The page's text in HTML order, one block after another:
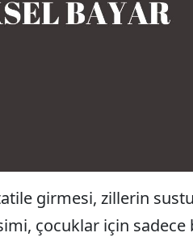
girmesi, zillerin
çocuklar için